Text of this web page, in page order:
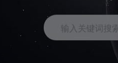
输入关键词搜